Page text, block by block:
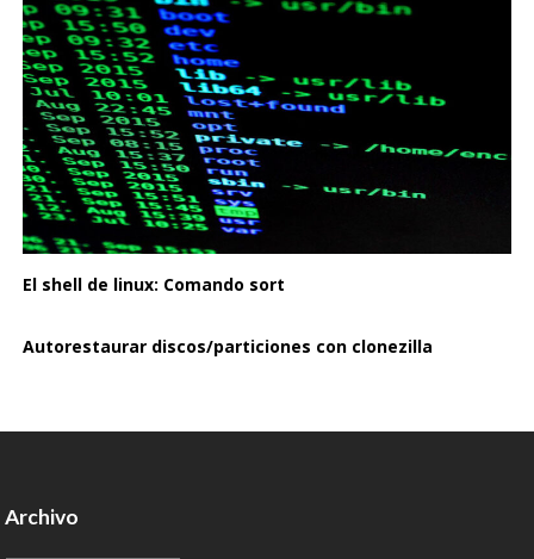
El shell de linux: Comando sort
Autorestaurar discos/particiones con clonezilla
Archivo